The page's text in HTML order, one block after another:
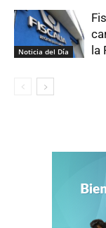
Noticia del Día
la